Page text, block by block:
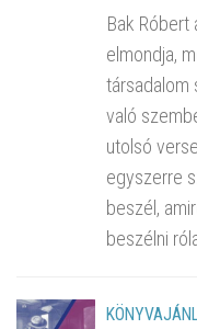
Bak Róbert
elmondja,
társadalom
való
utolsó
egyszerre
beszél,
beszélni